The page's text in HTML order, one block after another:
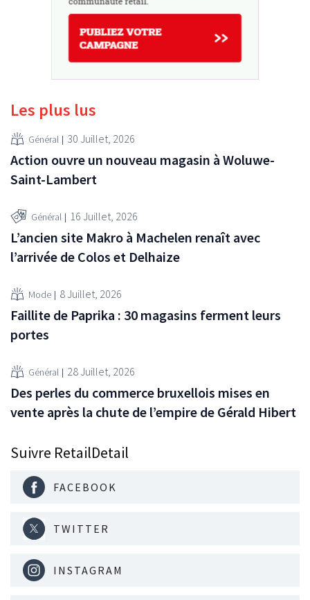
Les plus lus
Général 30 Juillet, 2026
Action ouvre un nouveau magasin à Woluwe-
Saint-Lambert
Général 16 Juillet, 2026
L’ancien site Makro à Machelen renaît avec
l’arrivée de Colos et Delhaize
Mode 8 Juillet, 2026
Faillite de Paprika : 30 magasins ferment leurs
portes
Général 28 Juillet, 2026
Des perles du commerce bruxellois mises en
vente après la chute de l’empire de Gérald Hibert
Suivre RetailDetail
FACEBOOK
TWITTER
INSTAGRAM